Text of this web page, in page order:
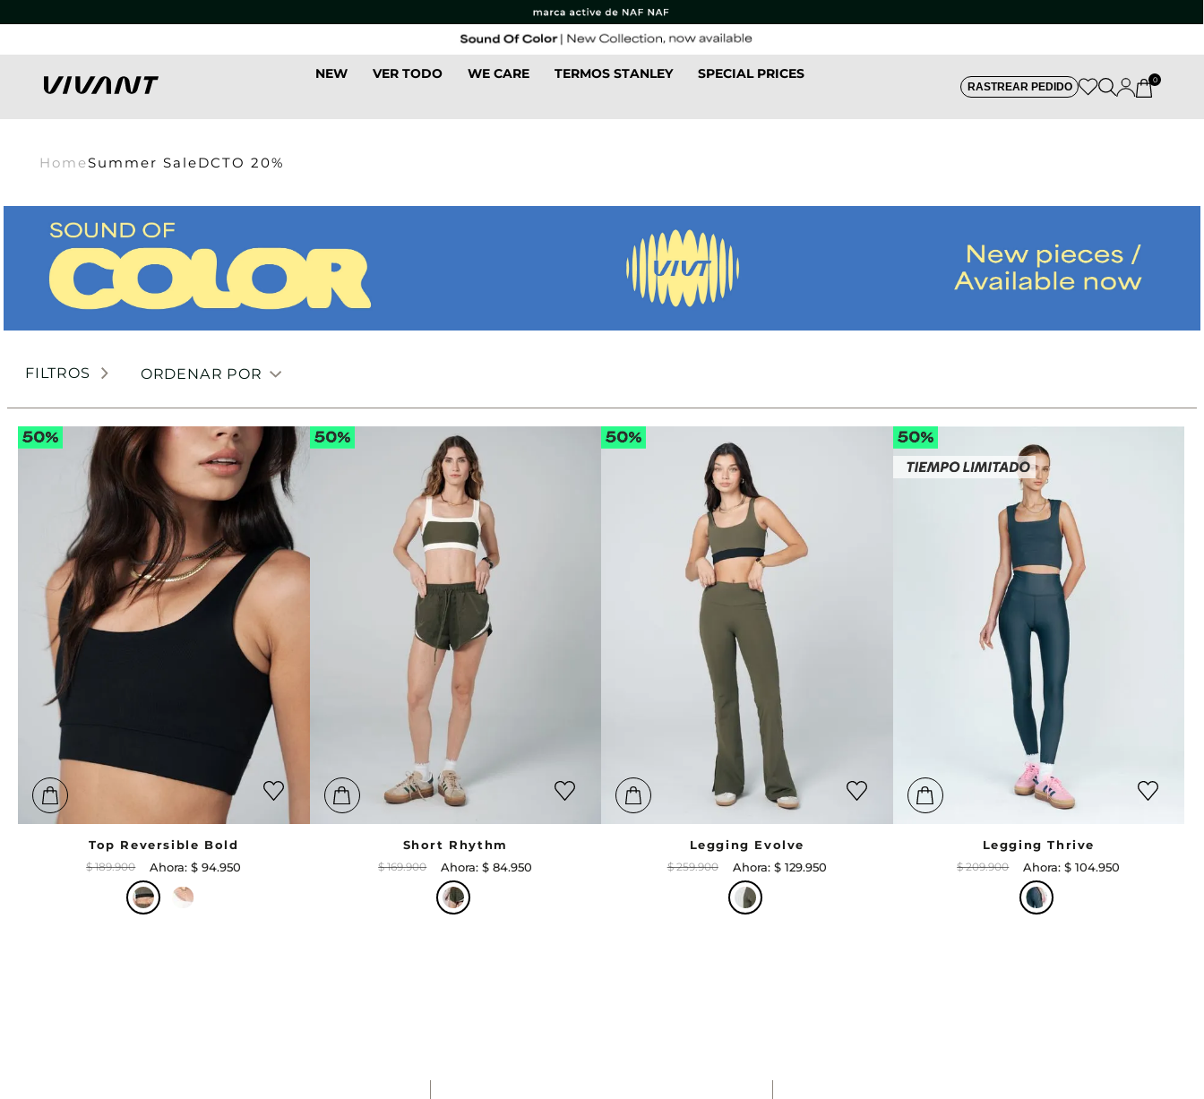
NEW VER TODO WE CARE TERMOS STANLEY SPECIAL PRICES
RASTREAR PEDIDO
0
HomeSummer SaleDCTO 20%
FILTROS ORDENAR POR
Top Reversible Bold
$ 189.900 $ 94.950
Short Rhythm
$ 169.900 $ 84.950
Legging Evolve
$ 259.900 $ 129.950
Legging Thrive
$ 209.900 $ 104.950